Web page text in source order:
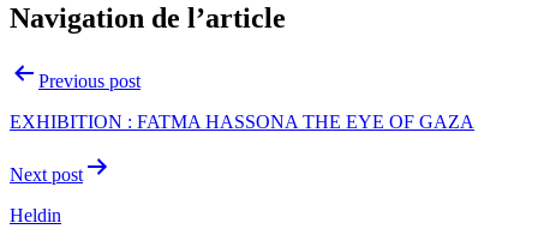
Navigation de l’article
Previous post
EXHIBITION : FATMA HASSONA THE EYE OF GAZA
Next post
Heldin